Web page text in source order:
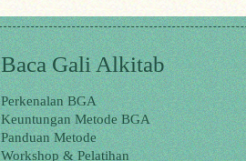
Baca Gali Alkitab
Perkenalan BGA
Keuntungan Metode BGA
Panduan Metode
Workshop & Pelatihan